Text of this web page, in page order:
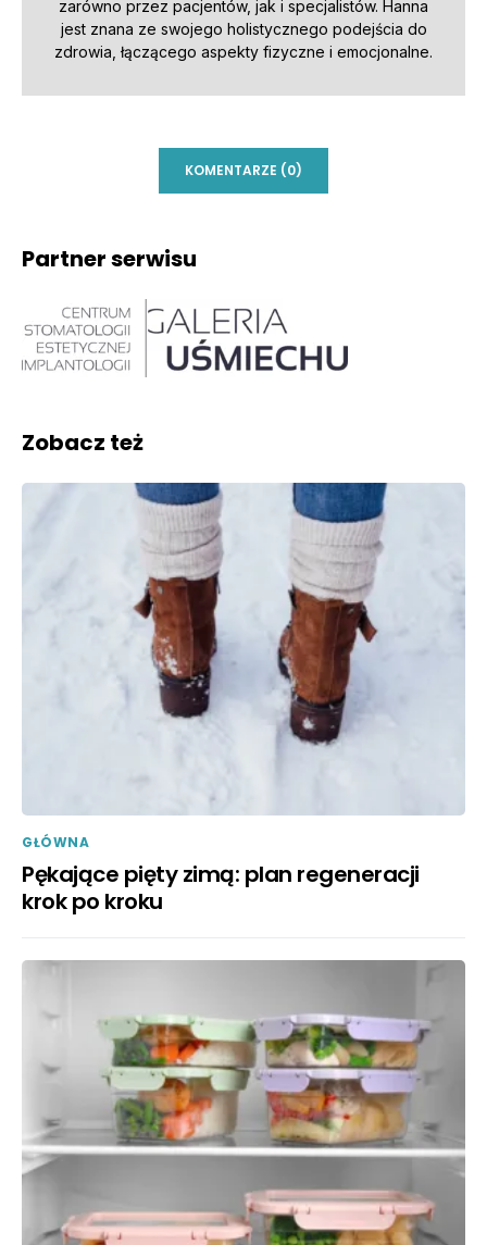
zarówno przez pacjentów, jak i specjalistów. Hanna
jest znana ze swojego holistycznego podejścia do
zdrowia, łączącego aspekty fizyczne i emocjonalne.
KOMENTARZE (0)
Partner serwisu
Zobacz też
GŁÓWNA
Pękające pięty zimą: plan regeneracji
krok po kroku